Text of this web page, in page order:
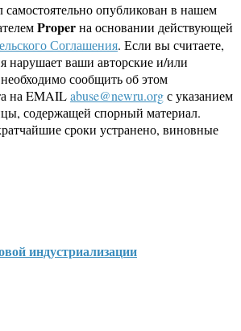
опубликован в нашем
Properна основании действующей
Соглашения. Если вы считаете,
нарушает ваши авторские и/или
сообщить об этом
на EMAILabuse@newru.orgс указанием
содержащей спорный материал.
сроки устранено, виновные
индустриализации